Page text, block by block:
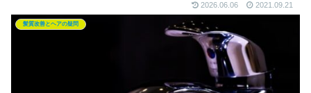
2026.06.06 2021.09.21
髪質改善とヘアの疑問